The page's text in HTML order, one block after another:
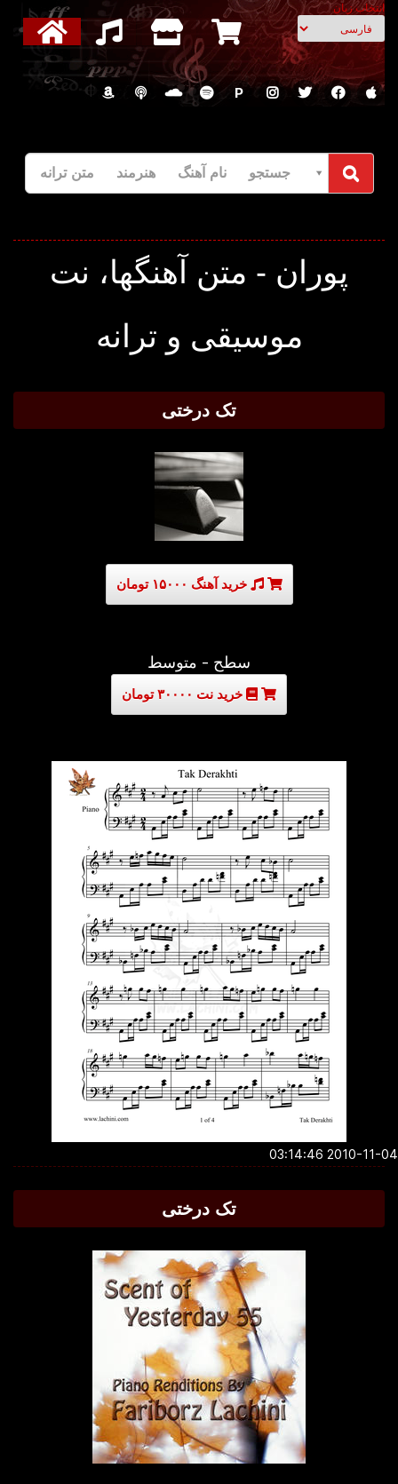
انتخاب زبان
P
جستجو نام آهنگ هنرمند متن ترانه
پوران - متن آهنگها، نت
موسیقی و ترانه
تک درختی
خرید آهنگ ۱۵۰۰۰ تومان
سطح - متوسط
خرید نت ۳۰۰۰۰ تومان
2010-11-04
تک درختی